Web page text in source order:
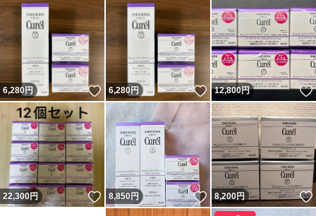
6,280 円 いいね！
6,280 円 いいね！
12,800円
22,300円 いいね！
8,850円 いいね！
8,200円